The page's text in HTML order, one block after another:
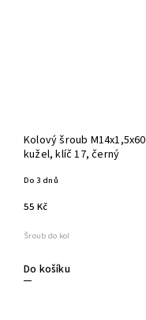
Kolový šroub M14x1,5x60
kužel, klíč 17, černý
Do 3 dnů
55 Kč
Do košíku
Šroub do kol